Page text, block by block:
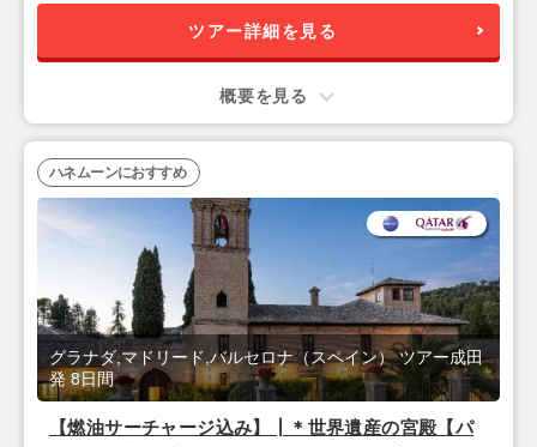
ツアー詳細を見る
概要を見る
【燃油サーチャージ込み】┃＊世界遺産の宮殿【パ
グラナダ,マドリード,バルセロナ（スペイン） ツアー成田
発 8日間
ハネムーンにおすすめ